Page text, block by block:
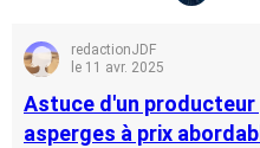
redactionJDF
le 11 avr. 2025
Astuce d'un
asperges à prix